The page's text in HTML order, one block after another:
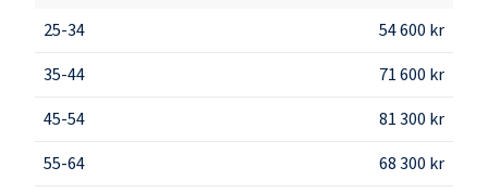
25-34
54 600 kr
35-44
71 600 kr
45-54
81 300 kr
55-64
68 300 kr